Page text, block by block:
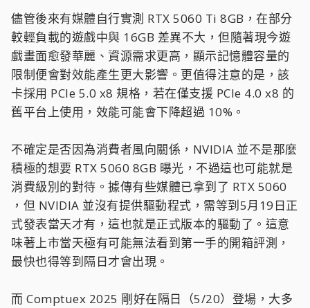
儘管後來有媒體自行實測 RTX 5060 Ti 8GB，在部分
較輕負載的遊戲中與 16GB 差異不大，但隨著現今遊
戲畫面愈發華麗、資源需求更高，顯示記憶體容量的
限制便會對效能產生更大影響。更值得注意的是，該
卡採用 PCIe 5.0 x8 規格，若在僅支援 PCIe 4.0 x8 的
舊平台上使用，效能可能會下降超過 10%。
不確定是否因為消費者風向關係，NVIDIA 並不是那麼
積極的想要 RTX 5060 8GB 曝光，不過這也可能就是
消費級別的對待。據傳有些媒體已拿到了 RTX 5060
，但 NVIDIA 並沒有提供驅動程式，需等到5月19日正
式發表當天才有，這也就是正式版本的驅動了。這意
味著上市當天極有可能無法看到第一手的開箱評測，
最快也得等到隔日才會出現。
而 Comptuex 2025 剛好在隔日（5/20）登場，大多